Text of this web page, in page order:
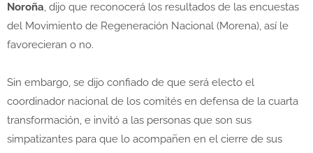
Noroña, dijo que reconocerá los resultados de las encuestas
del Movimiento de Regeneración Nacional (Morena), así le
favorecieran o no.
Sin embargo, se dijo confiado de que será electo el
coordinador nacional de los comités en defensa de la cuarta
transformación, e invitó a las personas que son sus
simpatizantes para que lo acompañen en el cierre de sus